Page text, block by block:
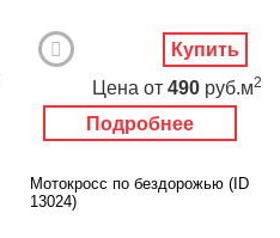
Подробнее
Цена от 490 руб.м2
Купить
Мотокросс по бездорожью (ID
13024)